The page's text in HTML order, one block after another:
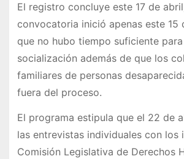
El registro concluye este 17 de
convocatoria inició apenas este 15
que no hubo tiempo suficiente
socialización además de que los
familiares de personas
fuera del proceso.
El programa estipula que el 22 de
las entrevistas individuales con los
Comisión Legislativa de Derechos